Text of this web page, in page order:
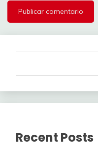
Recent Posts